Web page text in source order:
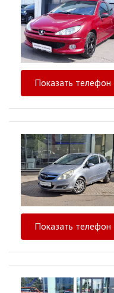
Показать телефон
Показать телефон